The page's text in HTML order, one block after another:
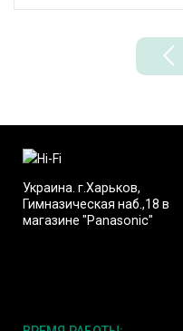
Украина. г.Харьков,
Гимназическая наб.,18 в
магазине "Panasonic"